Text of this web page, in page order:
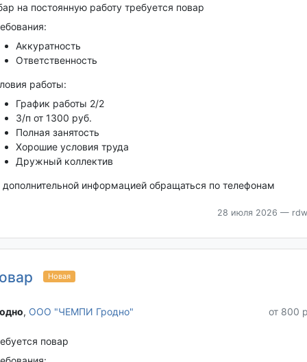
на постоянную работу требуется повар
Аккуратность
Ответственность
работы:
График работы 2/2
З/п от 1300 руб.
Полная занятость
Хорошие условия труда
Дружный коллектив
дополнительной информацией обращаться по телефонам
28 июля 2026 —
Новая
, ООО "ЧЕМПИ Гродно" от 800
повар